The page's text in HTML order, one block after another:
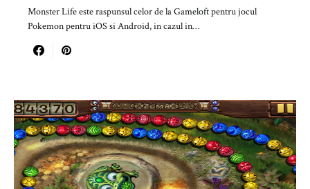
Monster Life este raspunsul celor de la Gameloft pentru jocul
Pokemon pentru iOS si Android, in cazul in…